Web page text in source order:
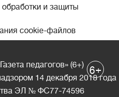
и защиты
cookie-файлов
педагогов» (6+)
14 декабря 2018 года
ЭЛ № ФС77-74596
6+